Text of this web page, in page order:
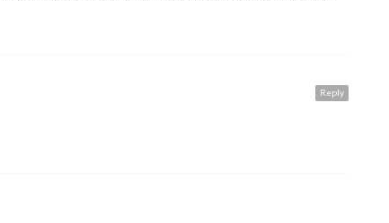
Reply